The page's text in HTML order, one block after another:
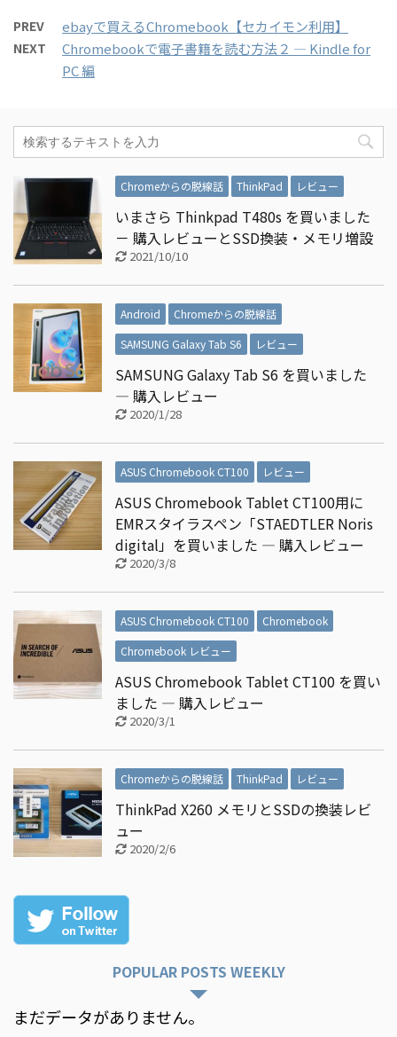
PREV ebayで買えるChromebook【セカイモン利用】
NEXT
Chromebookで電子書籍を読む方法２ ― Kindle for
PC 編
Chromeからの脱線話 ThinkPad レビュー
いまさら Thinkpad T480s を買いました
－ 購入レビューとSSD換装・メモリ増設
2021/10/10
Android
Chromeからの脱線話
SAMSUNG Galaxy Tab S6
レビュー
SAMSUNG Galaxy Tab S6 を買いました
― 購入レビュー
2020/1/28
ASUS Chromebook CT100 レビュー
ASUS Chromebook Tablet CT100用に
EMRスタイラスペン「STAEDTLER Noris
digital」を買いました ― 購入レビュー
2020/3/8
ASUS Chromebook CT100
Chromebook
Chromebook レビュー
ASUS Chromebook Tablet CT100 を買い
ました ― 購入レビュー
2020/3/1
Chromeからの脱線話 ThinkPad レビュー
ThinkPad X260 メモリとSSDの換装レビ
ュー
2020/2/6
POPULAR POSTS WEEKLY
まだデータがありません。